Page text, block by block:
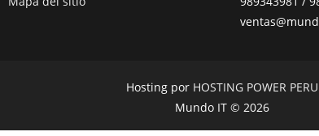
Hosting por HOSTING POWER PERU
Mundo IT © 2026